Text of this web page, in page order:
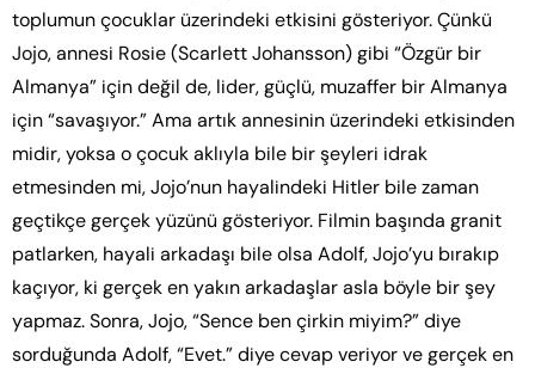
toplumun çocuklar üzerindeki etkisini gösteriyor. Çünkü
Jojo, annesi Rosie (Scarlett Johansson) gibi “Özgür bir
Almanya” için değil de, lider, güçlü, muzaffer bir Almanya
için “savaşıyor.” Ama artık annesinin üzerindeki etkisinden
midir, yoksa o çocuk aklıyla bile bir şeyleri idrak
etmesinden mi, Jojo’nun hayalindeki Hitler bile zaman
geçtikçe gerçek yüzünü gösteriyor. Filmin başında granit
patlarken, hayali arkadaşı bile olsa Adolf, Jojo’yu bırakıp
kaçıyor, ki gerçek en yakın arkadaşlar asla böyle bir şey
yapmaz. Sonra, Jojo, “Sence ben çirkin miyim?” diye
sorduğunda Adolf, “Evet.” diye cevap veriyor ve gerçek en